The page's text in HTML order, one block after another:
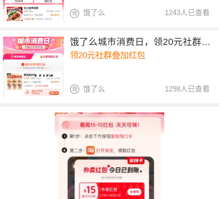
1243人已查看
饿了么
饿了么城市消费日，领20元社群叠加红包
领20元社群叠加红包
1298人已查看
饿了么